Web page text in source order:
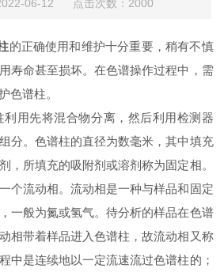
06-12 点击次数：2000
的正确使用和维护十分重要，稍有不慎
寿命甚至损坏。在色谱操作过程中，需
色谱柱。
用先将混合物分离，然后利用检测器
分。色谱柱的直径为数毫米，其中填充
，所填充的吸附剂或溶剂称为固定相。
个流动相。流动相是一种与样品和固定
一般为氮或氢气。待分析的样品在色谱
相带着样品进入色谱柱，故流动相又称
中是连续地以一定流速流过色谱柱的；